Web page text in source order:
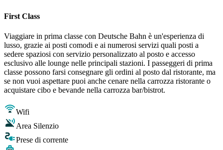
First Class
Viaggiare in prima classe con Deutsche Bahn è un'esperienza di
lusso, grazie ai posti comodi e ai numerosi servizi quali posti a
sedere spaziosi con servizio personalizzato al posto e accesso
esclusivo alle lounge nelle principali stazioni. I passeggeri di prima
classe possono farsi consegnare gli ordini al posto dal ristorante, ma
se non vuoi aspettare puoi anche cenare nella carrozza ristorante o
acquistare cibo e bevande nella carrozza bar/bistrot.
Wifi
Area Silenzio
Prese di corrente